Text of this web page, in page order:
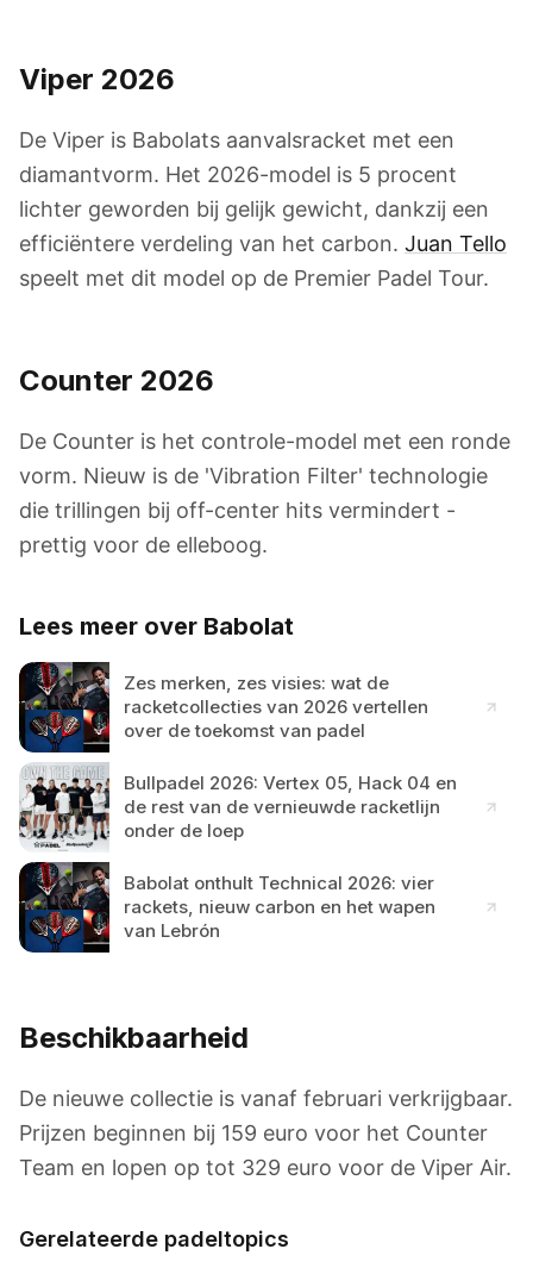
Viper 2026
De Viper is Babolats aanvalsracket met een
diamantvorm. Het 2026-model is 5 procent
lichter geworden bij gelijk gewicht, dankzij een
efficiëntere verdeling van het carbon. Juan Tello
speelt met dit model op de Premier Padel Tour.
Counter 2026
De Counter is het controle-model met een ronde
vorm. Nieuw is de 'Vibration Filter' technologie
die trillingen bij off-center hits vermindert -
prettig voor de elleboog.
Lees meer over Babolat
Zes merken, zes visies: wat de
racketcollecties van 2026 vertellen
over de toekomst van padel
Bullpadel 2026: Vertex 05, Hack 04 en
de rest van de vernieuwde racketlijn
onder de loep
Babolat onthult Technical 2026: vier
rackets, nieuw carbon en het wapen
van Lebrón
Beschikbaarheid
De nieuwe collectie is vanaf februari verkrijgbaar.
Prijzen beginnen bij 159 euro voor het Counter
Team en lopen op tot 329 euro voor de Viper Air.
Gerelateerde padeltopics